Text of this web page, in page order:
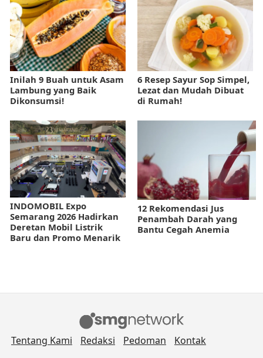
Inilah 9 Buah untuk Asam
Lambung yang Baik
Dikonsumsi!
6 Resep Sayur Sop Simpel,
Lezat dan Mudah Dibuat
di Rumah!
INDOMOBIL Expo
Semarang 2026 Hadirkan
Deretan Mobil Listrik
Baru dan Promo Menarik
12 Rekomendasi Jus
Penambah Darah yang
Bantu Cegah Anemia
Tentang Kami Redaksi Pedoman Kontak